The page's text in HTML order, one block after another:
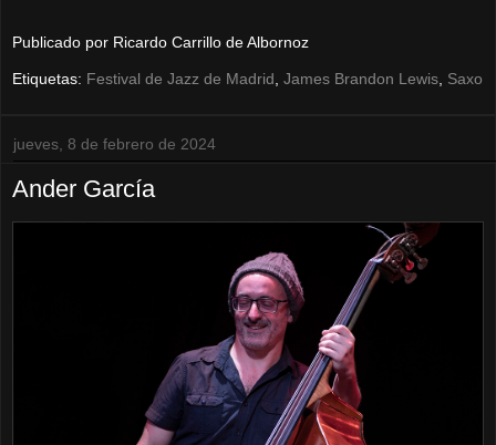
Publicado por Ricardo Carrillo de Albornoz
Etiquetas: Festival de Jazz de Madrid, James Brandon Lewis, Saxo
jueves, 8 de febrero de 2024
Ander García